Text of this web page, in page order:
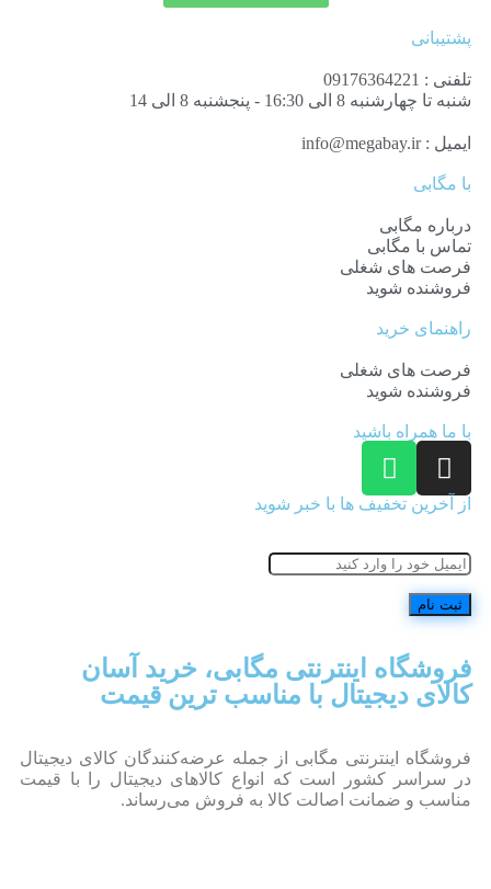
پشتیبانی
تلفنی : 09176364221
شنبه تا چهارشنبه 8 الی 16:30 - پنجشنبه 8 الی 14
ایمیل : info@megabay.ir
با مگابی
درباره مگابی
تماس با مگابی
فرصت های شغلی
فروشنده شوید
راهنمای خرید
فرصت های شغلی
فروشنده شوید
با ما همراه باشید
از آخرین تخفیف ها با خبر شوید
فروشگاه اینترنتی مگابی، خرید آسان
کالای دیجیتال با مناسب ترین قیمت
فروشگاه اینترنتی مگابی از جمله عرضه‌کنندگان کالای دیجیتال
در سراسر کشور است که انواع کالاهای دیجیتال را با قیمت
مناسب و ضمانت اصالت کالا به فروش می‌رساند.